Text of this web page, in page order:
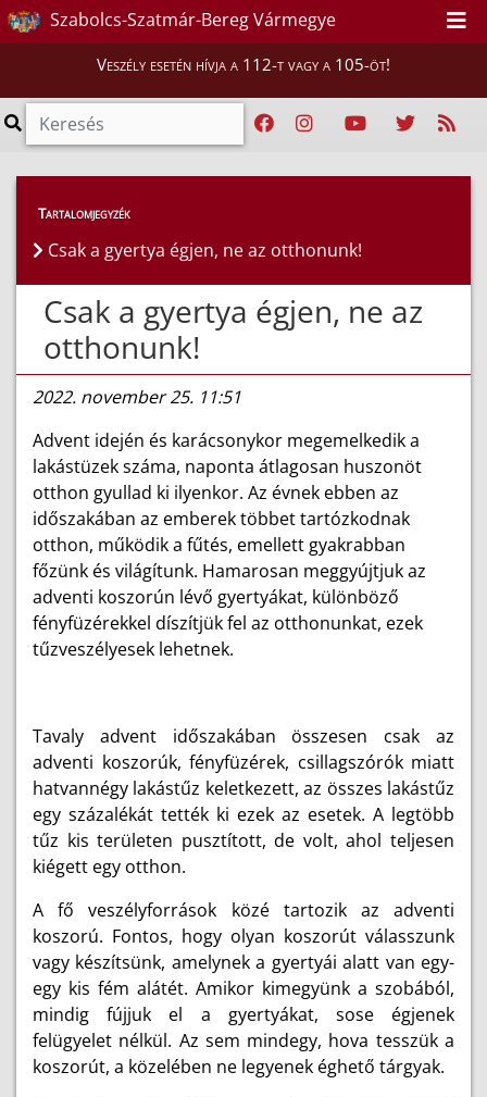
Szabolcs-Szatmár-Bereg Vármegye
Veszély esetén hívja a 112-t vagy a 105-öt!
Híreink > Hírek
Tartalomjegyzék
Csak a gyertya égjen, ne az otthonunk!
Csak a gyertya égjen, ne az
otthonunk!
2022. november 25. 11:51
Advent idején és karácsonykor megemelkedik a
lakástüzek száma, naponta átlagosan huszonöt
otthon gyullad ki ilyenkor. Az évnek ebben az
időszakában az emberek többet tartózkodnak
otthon, működik a fűtés, emellett gyakrabban
főzünk és világítunk. Hamarosan meggyújtjuk az
adventi koszorún lévő gyertyákat, különböző
fényfüzérekkel díszítjük fel az otthonunkat, ezek
tűzveszélyesek lehetnek.
Tavaly advent időszakában összesen csak az
adventi koszorúk, fényfüzérek, csillagszórók miatt
hatvannégy lakástűz keletkezett, az összes lakástűz
egy százalékát tették ki ezek az esetek. A legtöbb
tűz kis területen pusztított, de volt, ahol teljesen
kiégett egy otthon.
A fő veszélyforrások közé tartozik az adventi
koszorú. Fontos, hogy olyan koszorút válasszunk
vagy készítsünk, amelynek a gyertyái alatt van egy-
egy kis fém alátét. Amikor kimegyünk a szobából,
mindig fújjuk el a gyertyákat, sose égjenek
felügyelet nélkül. Az sem mindegy, hova tesszük a
koszorút, a közelében ne legyenek éghető tárgyak.